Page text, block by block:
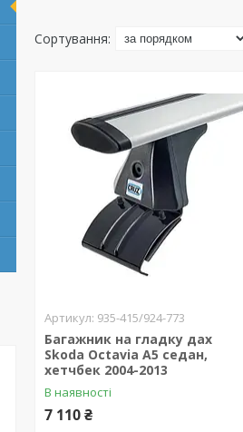
935-415/924-773
Багажник на гладку дах
Skoda Octavia A5 седан,
хетчбек 2004-2013
В наявності
7 110 ₴